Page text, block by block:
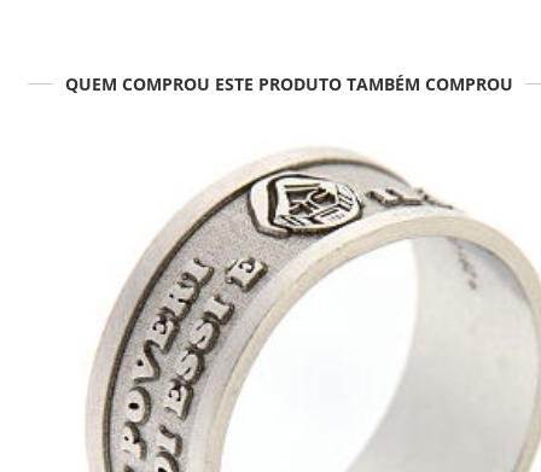
QUEM COMPROU ESTE PRODUTO TAMBÉM COMPROU